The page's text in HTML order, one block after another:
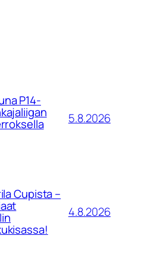
P14-
5.8.2026
Cupista –
4.8.2026